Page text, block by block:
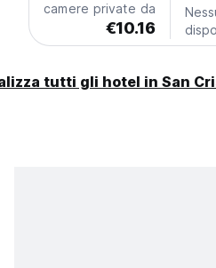
camere private da
€10.16
tutti gli hotel in San